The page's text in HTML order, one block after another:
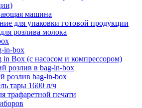
машина
для упаковки готовой продукции
розлива молока
in-box
in Box (с насосом и компрессором)
розлив в bag-in-box
розлив bag-in-box
тары 1600 л/ч
трафаретной печати